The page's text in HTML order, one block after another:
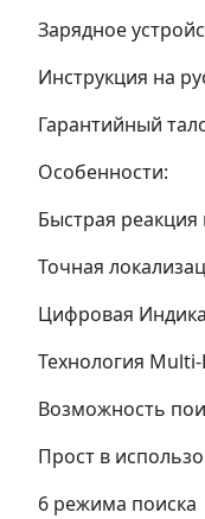
Зарядное
Инструкция на
Гарантийный
Особенности:
Быстрая
Точная
Цифровая
Технология Multi-
Возможность
Прост в
6 режима поиска